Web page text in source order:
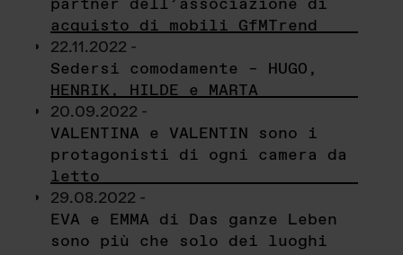
acquisto di mobili GfMTrend
22.11.2022 -
Sedersi comodamente – HUGO,
HENRIK, HILDE e MARTA
20.09.2022 -
VALENTINA e VALENTIN sono i
protagonisti di ogni camera da
letto
29.08.2022 -
EVA e EMMA di Das ganze Leben
sono più che solo dei luoghi